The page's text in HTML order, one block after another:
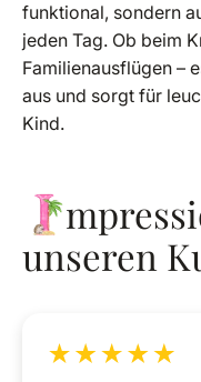
funktional, sondern
jeden Tag. Ob beim
Familienausflügen –
aus und sorgt für
Kind.
I
unseren